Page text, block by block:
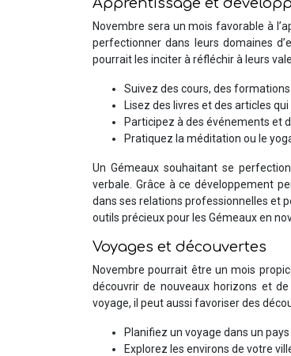
Apprentissage et
Novembre sera un mois favorable à
perfectionner dans leurs domaines
pourrait les inciter à réfléchir à leurs
Suivez des cours, des
Lisez des livres et des articles
Participez à des événements et
Pratiquez la méditation ou le
Un Gémeaux souhaitant se
verbale. Grâce à ce développement
dans ses relations professionnelles et
outils précieux pour les Gémeaux en
Voyages et découvertes
Novembre pourrait être un mois
découvrir de nouveaux horizons et
voyage, il peut aussi favoriser des
Planifiez un voyage dans un
Explorez les environs de votre